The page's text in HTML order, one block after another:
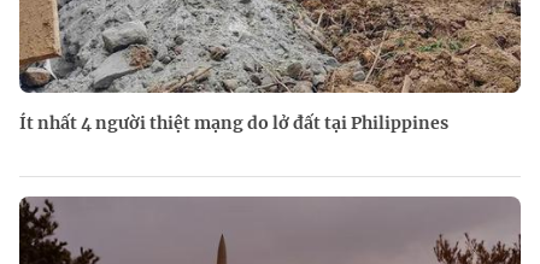
Ít nhất 4 người thiệt mạng do lở đất tại Philippines